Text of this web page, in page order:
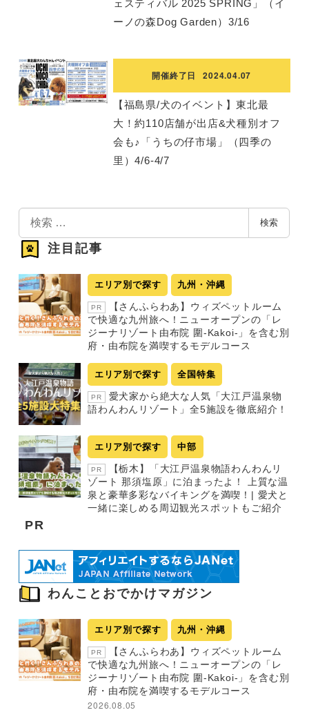
ェスティバル 2025 SPRING」（イ
ーノの森Dog Garden）3/16
開催終了日 2024.04.07
【福島県/犬のイベント】東北最
大！約110店舗が出店&犬種別オフ
会も♪「うちの仔市場」（四季の
里）4/6-4/7
検
索
検索
注目記事
エリア別で探す 九州・沖縄
PR
【さんふらわあ】ウィズペットルーム
で快適な九州旅へ！ニューオープンの「レ
ジーナリゾート由布院 圍-Kakoi-」を含む別
府・由布院を満喫するモデルコース
エリア別で探す 全国特集
PR
愛犬家から絶大な人気「大江戸温泉物
語わんわんリゾート」全5施設を徹底紹介！
エリア別で探す 中部
PR
【栃木】「大江戸温泉物語わんわんリ
ゾート 那須塩原」に泊まったよ！ 上質な温
泉と豪華多彩なバイキングを満喫！| 愛犬と
一緒に楽しめる周辺観光スポットもご紹介
PR
わんことおでかけマガジン
エリア別で探す 九州・沖縄
PR
【さんふらわあ】ウィズペットルーム
で快適な九州旅へ！ニューオープンの「レ
ジーナリゾート由布院 圍-Kakoi-」を含む別
府・由布院を満喫するモデルコース
2026.08.05